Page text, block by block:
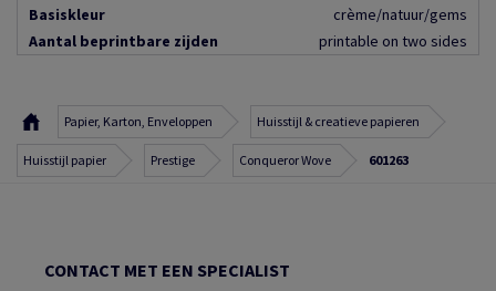
Basiskleur
crème/natuur/gems
Aantal beprintbare zijden
printable on two sides
Papier, Karton, Enveloppen Huisstijl & creatieve papieren
Huisstijl papier Prestige Conqueror Wove 601263
CONTACT MET EEN SPECIALIST